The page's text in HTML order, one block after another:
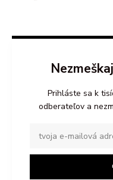
Prihláste sa k
odberateľov a